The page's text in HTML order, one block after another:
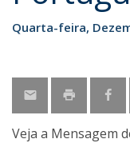
Quarta-feira,
Veja a Mensagem